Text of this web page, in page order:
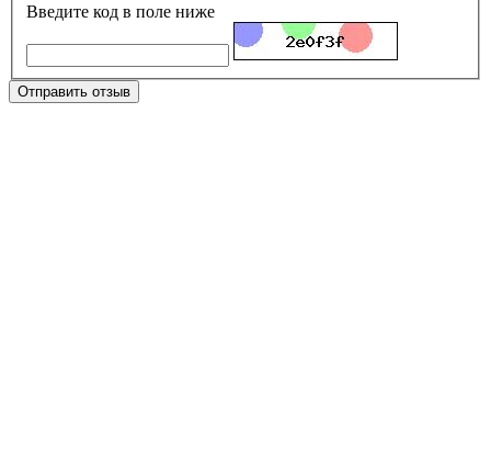
Введите код в поле ниже
Отправить отзыв